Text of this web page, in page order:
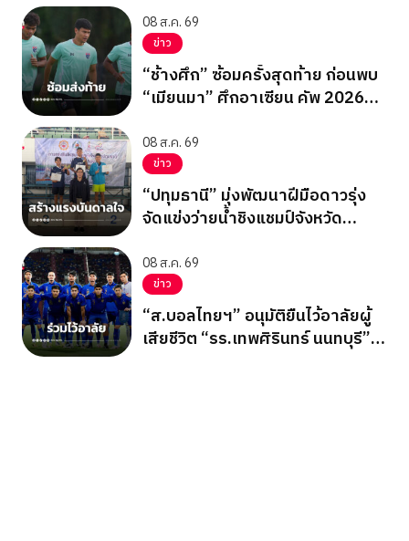
08 ส.ค. 69
ข่าว
“ช้างศึก” ซ้อมครั้งสุดท้าย ก่อนพบ
“เมียนมา” ศึกอาเซียน คัพ 2026
08 ส.ค. 69
ข่าว
“ปทุมธานี” มุ่งพัฒนาฝีมือดาวรุ่ง
จัดแข่งว่ายน้ำชิงแชมป์จังหวัด
08 ส.ค. 69
ข่าว
“ส.บอลไทยฯ” อนุมัติยืนไว้อาลัยผู้
เสียชีวิต “รร.เทพศิรินทร์ นนทบุรี”